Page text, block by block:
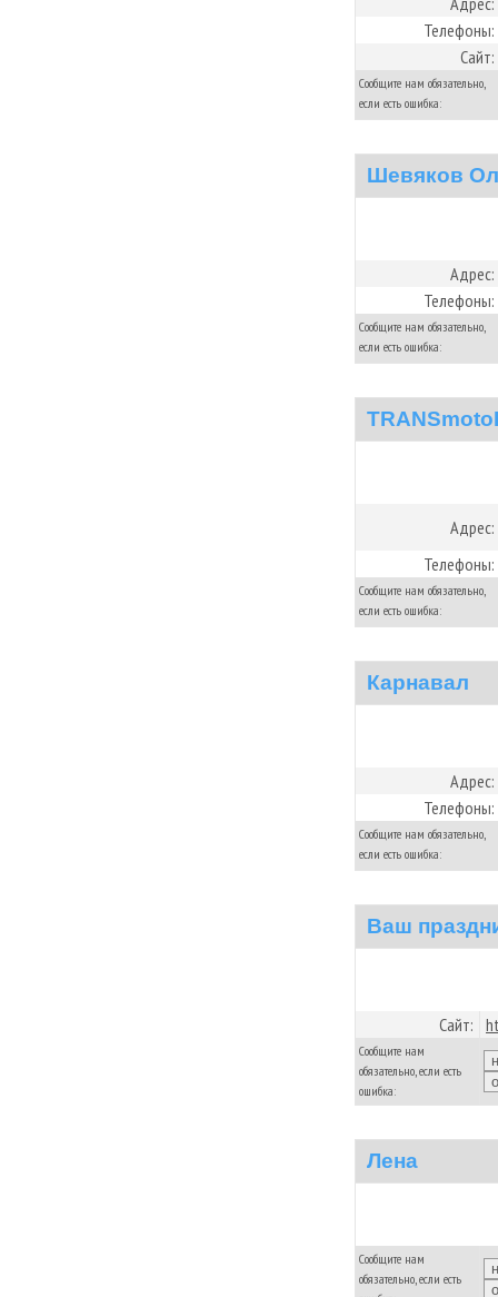
Телефоны:
Сайт:
Сообщите нам обязательно,
если есть ошибка:
Шевяков
Адрес:
Телефоны:
Сообщите нам обязательно,
если есть ошибка:
Адрес:
Телефоны:
Сообщите нам обязательно,
если есть ошибка:
Карнавал
Адрес:
Телефоны:
Сообщите нам обязательно,
если есть ошибка:
Ваш
Сайт:
Сообщите нам
обязательно, если есть
ошибка:
Лена
Сообщите нам
обязательно, если есть